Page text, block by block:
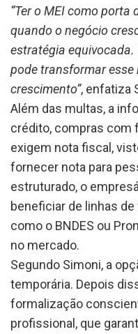
“Ter o MEI como porta
quando o negócio
estratégia
pode transformar
crescimento”, enfatiza
Além das multas, a
crédito, compras com
exigem nota fiscal,
fornecer nota para
estruturado, o
beneficiar de linhas
como o BNDES ou
no mercado.
Segundo Simoni, a
temporária. Depois
formalização
profissional, que